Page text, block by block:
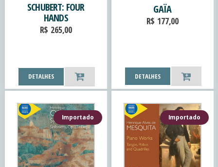
SCHUBERT: FOUR
HANDS
R$ 265,00
DETALHES
GAÏA
R$ 177,00
DETALHES
Importado Importado